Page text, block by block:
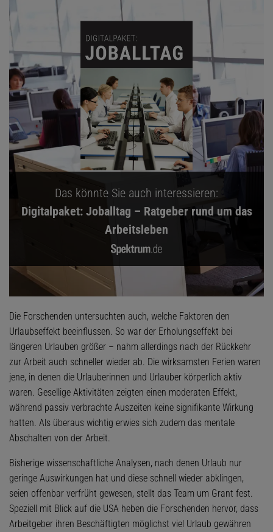
Das könnte Sie auch interessieren:
Digitalpaket: Joballtag – Ratgeber rund um das
Arbeitsleben
Die Forschenden untersuchten auch, welche Faktoren den
Urlaubseffekt beeinflussen. So war der Erholungseffekt bei
längeren Urlauben größer – nahm allerdings nach der Rückkehr
zur Arbeit auch schneller wieder ab. Die wirksamsten Ferien waren
jene, in denen die Urlauberinnen und Urlauber körperlich aktiv
waren. Gesellige Aktivitäten zeigten einen moderaten Effekt,
während passiv verbrachte Auszeiten keine signifikante Wirkung
hatten. Als überaus wichtig erwies sich zudem das mentale
Abschalten von der Arbeit.
Bisherige wissenschaftliche Analysen, nach denen Urlaub nur
geringe Auswirkungen hat und diese schnell wieder abklingen,
seien offenbar verfrüht gewesen, stellt das Team um Grant fest.
Speziell mit Blick auf die USA heben die Forschenden hervor, dass
Arbeitgeber ihren Beschäftigten möglichst viel Urlaub gewähren